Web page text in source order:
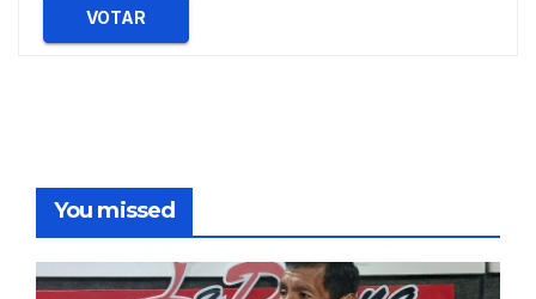
VOTAR
You missed